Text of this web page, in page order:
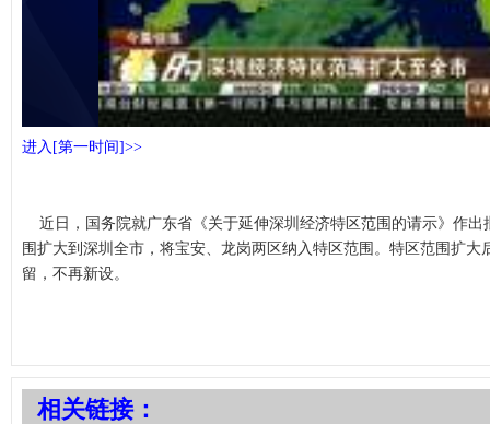
进入[第一时间]>>
近日，国务院就广东省《关于延伸深圳经济特区范围的请示》作出
围扩大到深圳全市，将宝安、龙岗两区纳入特区范围。特区范围扩大
留，不再新设。
相关链接：